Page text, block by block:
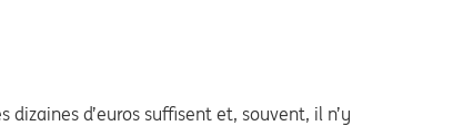
d’euros suffisent et, souvent, il n’y